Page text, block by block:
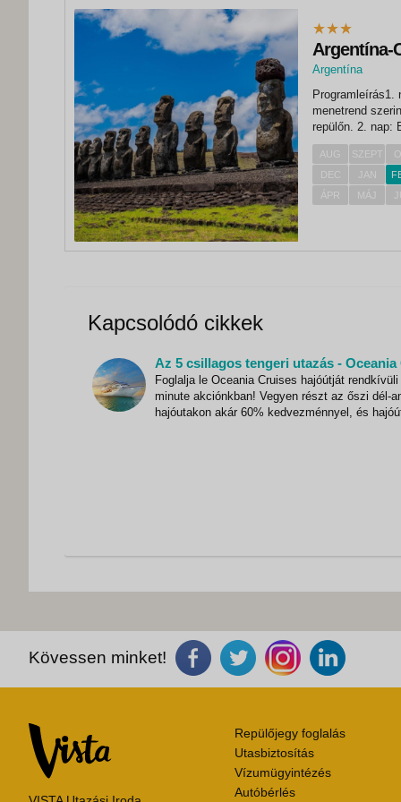
Argentína-
Argentína
Buenos Aires
Programleírás1.
menetrend
repülőn. 2. nap:
szállodába,
és gyalogos
AUG SZEPT
DEC
JAN
ÁPR
MÁJ
Kapcsolódó cikkek
Foglalja le Oceania Cruises hajóútját
minute akciónkban! Vegyen részt az őszi dél-
hajóutakon akár 60% kedvezménnyel, és
Kövessen minket!
Repülőjegy foglalás
Utasbiztosítás
Vízumügyintézés
Autóbérlés